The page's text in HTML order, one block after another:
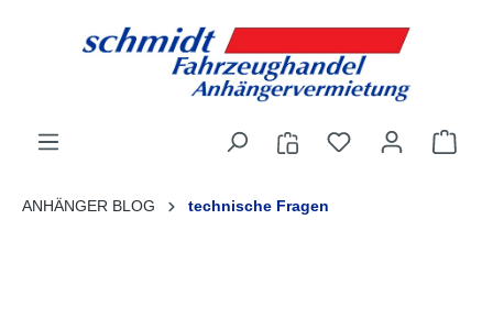
ANHÄNGER BLOG technische Fragen